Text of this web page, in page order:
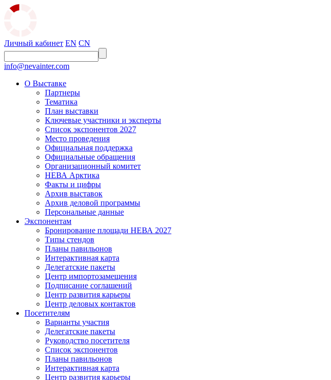
Личный кабинет EN CN
info@nevainter.com
О Выставке
Партнеры
Тематика
План выставки
Ключевые участники и эксперты
Список экспонентов 2027
Место проведения
Официальная поддержка
Официальные обращения
Организационный комитет
НЕВА Арктика
Факты и цифры
Архив выставок
Архив деловой программы
Персональные данные
Экспонентам
Бронирование площади НЕВА 2027
Типы стендов
Планы павильонов
Интерактивная карта
Делегатские пакеты
Центр импортозамещения
Подписание соглашений
Центр развития карьеры
Центр деловых контактов
Посетителям
Варианты участия
Делегатские пакеты
Руководство посетителя
Список экспонентов
Планы павильонов
Интерактивная карта
Центр развития карьеры